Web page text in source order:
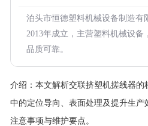
泊头市恒德塑料机械设备制造有
2013年成立，主营塑料机械设备
品质可靠。
介绍： 本文解析交联挤塑机搓线器
中的定位导向、表面处理及提升生
注意事项与维护要点。